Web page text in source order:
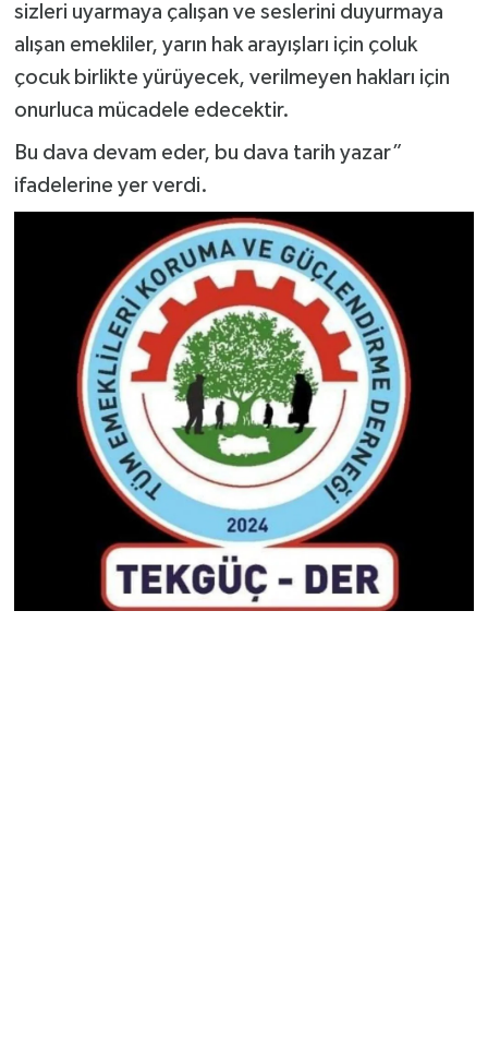
sizleri uyarmaya çalışan ve seslerini duyurmaya
alışan emekliler, yarın hak arayışları için çoluk
çocuk birlikte yürüyecek, verilmeyen hakları için
onurluca mücadele edecektir.
Bu dava devam eder, bu dava tarih yazar”
ifadelerine yer verdi.